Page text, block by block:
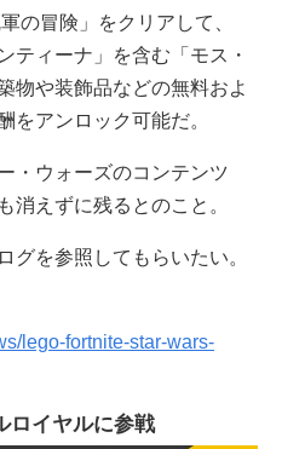
の冒険」をクリアして、
ティーナ」を含む「モス・
物や装飾品などの無料およ
をアンロック可能だ。
・ウォーズのコンテンツ
消えずに残るとのこと。
を参照してもらいたい。
lego-fortnite-star-wars-
ロイヤルに参戦